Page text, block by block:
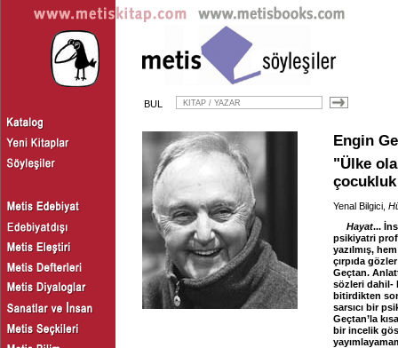
BUL
Engin
"Ülke
Yenal Bilgici,
Hayat...
psikiyatri
yazılmış,
çırpıda
Geçtan.
sözleri dahil-
bitirdikten
sarsıcı bir
Geçtan’la
bir incelik